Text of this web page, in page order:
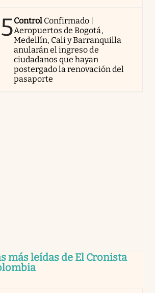
5Control Confirmado |
Aeropuertos de Bogotá,
Medellín, Cali y Barranquilla
anularán el ingreso de
ciudadanos que hayan
postergado la renovación del
pasaporte
más leídas de El Cronista